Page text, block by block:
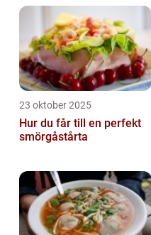
23 oktober 2025
Hur du får till en perfekt
smörgåstårta